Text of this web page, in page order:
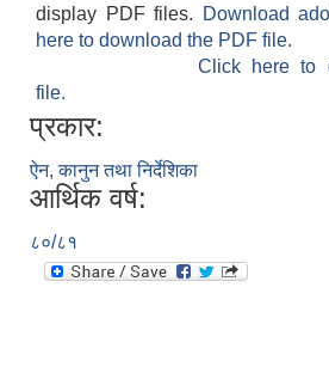
display PDF files.
Download
here to download the PDF file.
Click here to
file.
प्रकार:
ऐन, कानुन तथा निर्देशिका
आर्थिक वर्ष:
८०/८१